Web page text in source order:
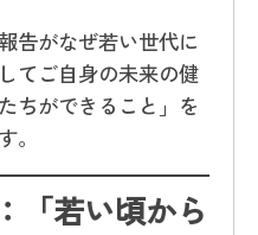
告がなぜ若い世代に
てご自身の未来の健
ちができること」を
。
「若い頃から